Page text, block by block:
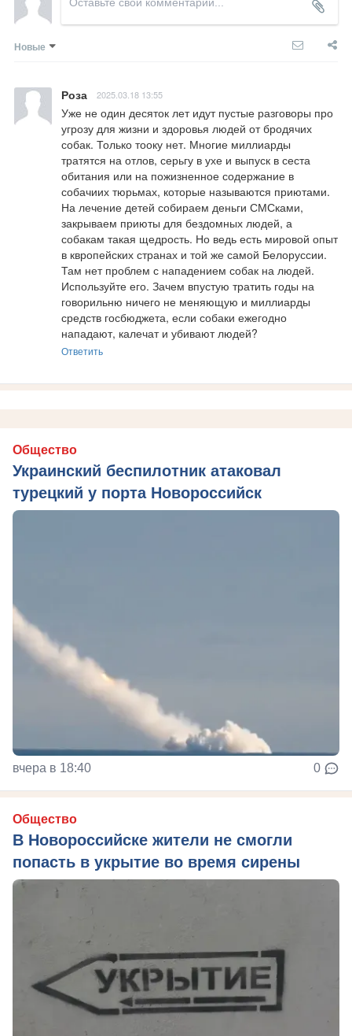
Новые
Роза 2025.03.18 13:55
Уже не один десяток лет идут пустые разговоры про
угрозу для жизни и здоровья людей от бродячих
собак. Только тооку нет. Многие миллиарды
тратятся на отлов, серьгу в ухе и выпуск в сеста
обитания или на пожизненное содержание в
собачиих тюрьмах, которые называются приютами.
На лечение детей собираем деньги СМСками,
закрываем приюты для бездомных людей, а
собакам такая щедрость. Но ведь есть мировой опыт
в квропейских странах и той же самой Белоруссии.
Там нет проблем с нападением собак на людей.
Используйте его. Зачем впустую тратить годы на
говорильню ничего не меняющую и миллиарды
средств госбюджета, если собаки ежегодно
нападают, калечат и убивают людей?
Ответить
Общество
Украинский беспилотник атаковал
турецкий у порта Новороссийск
вчера в 18:40 0
Общество
В Новороссийске жители не смогли
попасть в укрытие во время сирены